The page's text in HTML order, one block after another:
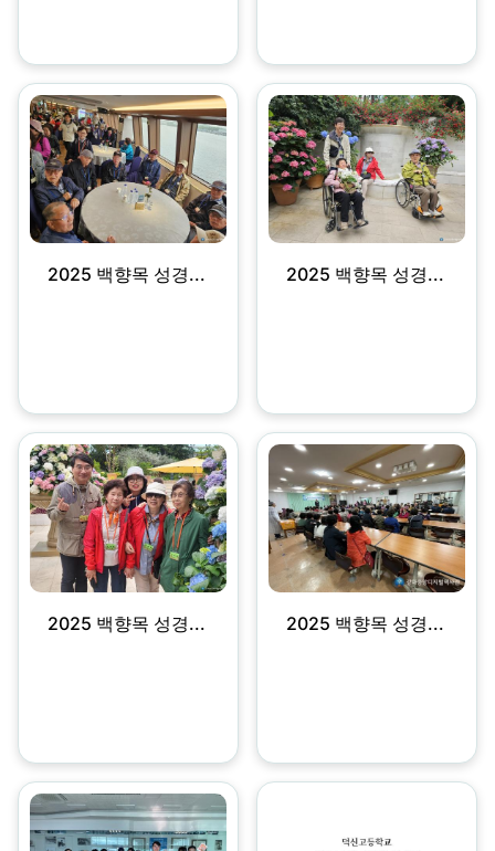
2025 백향목 성경... 2025 백향목 성경...
2025 백향목 성경... 2025 백향목 성경...